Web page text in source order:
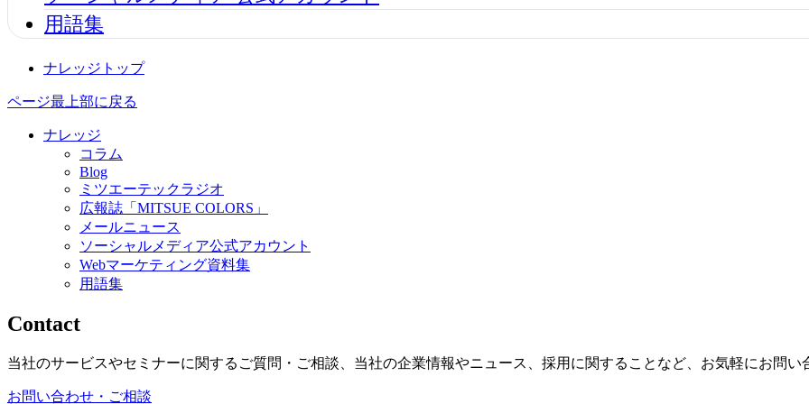
用語集
ナレッジトップ
ページ最上部に戻る
ナレッジ
コラム
Blog
ミツエーテックラジオ
広報誌「MITSUE COLORS」
メールニュース
ソーシャルメディア公式アカウント
Webマーケティング資料集
用語集
Contact
当社のサービスやセミナーに関するご質問・ご相談、当社の企業情報やニュース、採用に関することなど、お気軽にお問い
お問い合わせ・ご相談